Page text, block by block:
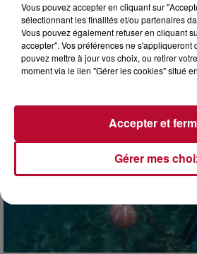
4 août 2026
FÊTE DE LA POLYNÉSIE À
Vous pouvez accepter en cliquant sur
sélectionnant les finalités et/ou partenaires
Vous pouvez également refuser en cliquant
accepter". Vos préférences ne s'appliqueront
pouvez mettre à jour vos choix, ou retirer
moment via le lien "Gérer les cookies" situé
Gérer mes
Accepter et